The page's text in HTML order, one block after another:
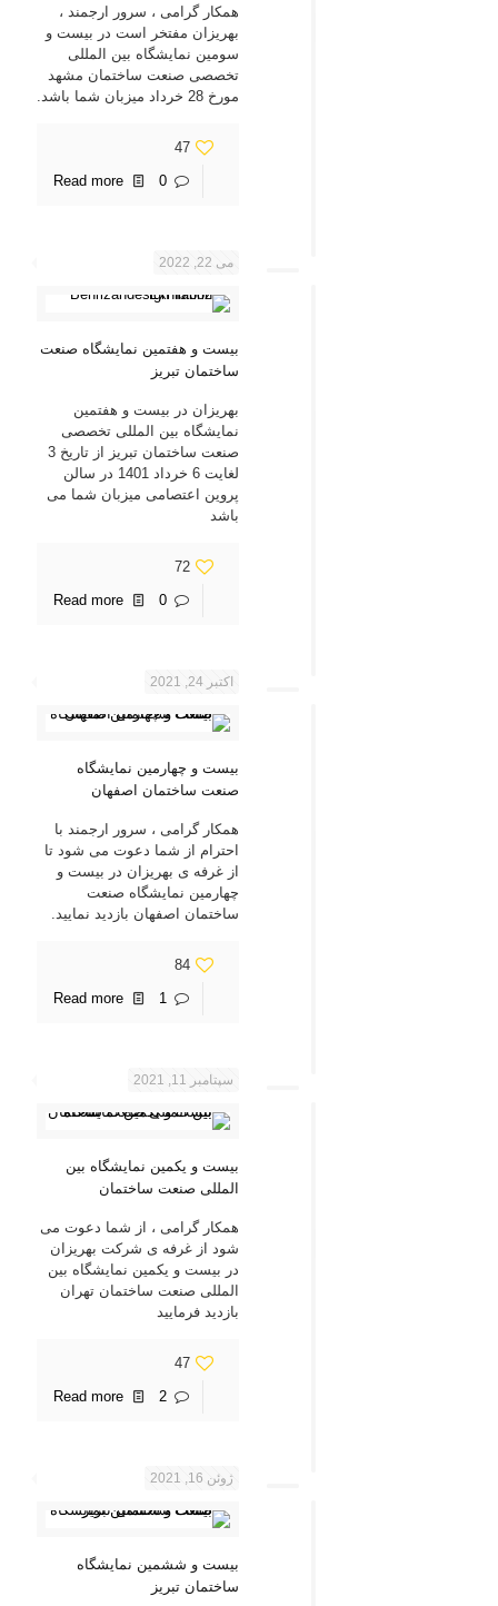
همکار گرامی ، سرور ارجمند ،
بهریزان مفتخر است در بیست و
سومین نمایشگاه بین المللی
تخصصی صنعت ساختمان مشهد
مورخ 28 خرداد میزبان شما باشد.
47
0
Read more
می 22, 2022
بیست و هفتمین نمایشگاه صنعت
ساختمان تبریز
بهریزان در بیست و هفتمین
نمایشگاه بین المللی تخصصی
صنعت ساختمان تبریز از تاریخ 3
لغایت 6 خرداد 1401 در سالن
پروین اعتصامی میزبان شما می
باشد
72
0
Read more
اکتبر 24, 2021
بیست و چهارمین نمایشگاه
صنعت ساختمان اصفهان
همکار گرامی ، سرور ارجمند با
احترام از شما دعوت می شود تا
از غرفه ی بهریزان در بیست و
چهارمین نمایشگاه صنعت
ساختمان اصفهان بازدید نمایید.
84
1
Read more
سپتامبر 11, 2021
بیست و یکمین نمایشگاه بین
المللی صنعت ساختمان
همکار گرامی ، از شما دعوت می
شود از غرفه ی شرکت بهریزان
در بیست و یکمین نمایشگاه بین
المللی صنعت ساختمان تهران
بازدید فرمایید
47
2
Read more
ژوئن 16, 2021
بیست و ششمین نمایشگاه
ساختمان تبریز